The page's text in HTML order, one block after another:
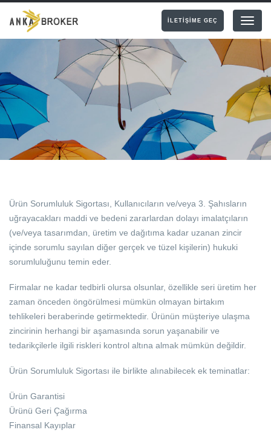
Menu
İLETİŞİME GEÇ
Ürün Sorumluluk Sigortası, Kullanıcıların ve/veya 3. Şahısların
uğrayacakları maddi ve bedeni zararlardan dolayı imalatçıların
(ve/veya tasarımdan, üretim ve dağıtıma kadar uzanan zincir
içinde sorumlu sayılan diğer gerçek ve tüzel kişilerin) hukuki
sorumluluğunu temin eder.
Firmalar ne kadar tedbirli olursa olsunlar, özellikle seri üretim her
zaman önceden öngörülmesi mümkün olmayan birtakım
tehlikeleri beraberinde getirmektedir. Ürünün müşteriye ulaşma
zincirinin herhangi bir aşamasında sorun yaşanabilir ve
tedarikçilerle ilgili riskleri kontrol altına almak mümkün değildir.
Ürün Sorumluluk Sigortası ile birlikte alınabilecek ek teminatlar:
Ürün Garantisi
Ürünü Geri Çağırma
Finansal Kayıplar